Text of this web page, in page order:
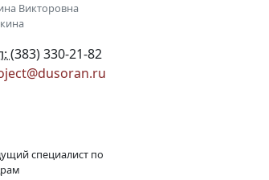
Викторовна
(383) 330-21-82
специалист по